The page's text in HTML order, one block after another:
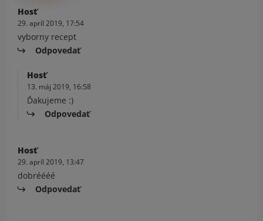
Hosť
29. apríl 2019, 17:54
vyborny recept
Odpovedať
Hosť
13. máj 2019, 16:58
Ďakujeme :)
Odpovedať
Hosť
29. apríl 2019, 13:47
dobréééé
Odpovedať